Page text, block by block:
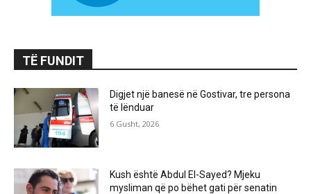
TË FUNDIT
Digjet një banesë në Gostivar, tre persona
të lënduar
6 Gusht, 2026
Kush është Abdul El-Sayed? Mjeku
mysliman që po bëhet gati për senatin